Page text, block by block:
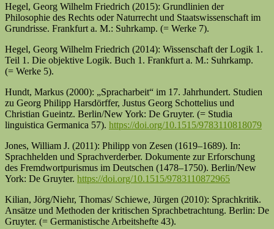
Hegel, Georg Wilhelm Friedrich (2015): Grundlinien der
Philosophie des Rechts oder Natur­recht und Staatswissenschaft im
Grundrisse. Frankfurt a. M.: Suhrkamp. (= Werke 7).
Hegel, Georg Wilhelm Friedrich (2014): Wissenschaft der Logik 1.
Teil 1. Die objektive Logik. Buch 1. Frankfurt a. M.: Suhrkamp.
(= Werke 5).
Hundt, Markus (2000): „Spracharbeit“ im 17. Jahrhundert. Studien
zu Georg Philipp Hars­dörffer, Justus Georg Schottelius und
Christian Gueintz. Berlin/New York: De Gruyter. (= Studia
linguistica Germanica 57). https://doi.org/10.1515/9783110818079
Jones, William J. (2011): Philipp von Zesen (1619–1689). In:
Sprachhelden und Sprach­ver­der­ber. Dokumente zur Erforschung
des Fremdwortpurismus im Deutschen (1478–1750). Berlin/New
York: De Gruyter. https://doi.org/10.1515/9783110872965
Kilian, Jörg/Niehr, Thomas/ Schiewe, Jürgen (2010): Sprachkritik.
Ansätze und Methoden der kri­tischen Sprachbetrachtung. Berlin: De
Gruyter. (= Germanistische Arbeitshefte 43).